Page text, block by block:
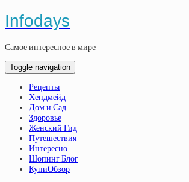
Infodays
Самое интересное в мире
Toggle navigation
Рецепты
Хендмейд
Дом и Сад
Здоровье
Женский Гид
Путешествия
Интересно
Шопинг Блог
КупиОбзор